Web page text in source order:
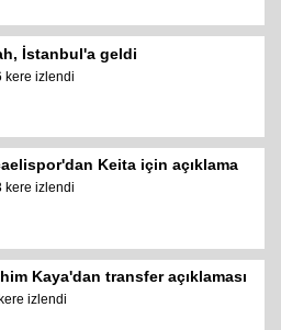
İstanbul'a geldi
kere izlendi
Keita için açıklama
kere izlendi
Kaya'dan transfer açıklaması
izlendi